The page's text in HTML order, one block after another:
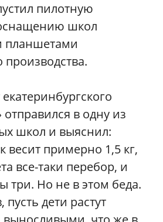
пилотную
школ
планшетами
производства.
отправился в одну из
школ и выяснил:
весит примерно 1,5 кг,
все-таки перебор, и
три. Но не в этом беда.
дети растут